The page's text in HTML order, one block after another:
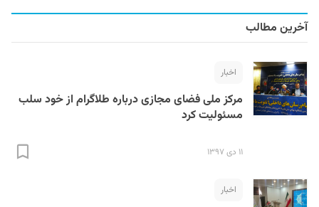
آخرین مطالب
اخبار
مرکز ملی فضای مجازی درباره طلاگرام از خود سلب
مسئولیت کرد
۱۱ دی ۱۳۹۷
اخبار